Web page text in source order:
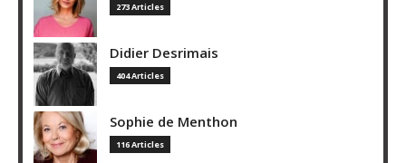
273 Articles
Didier Desrimais
404 Articles
Sophie de Menthon
116 Articles